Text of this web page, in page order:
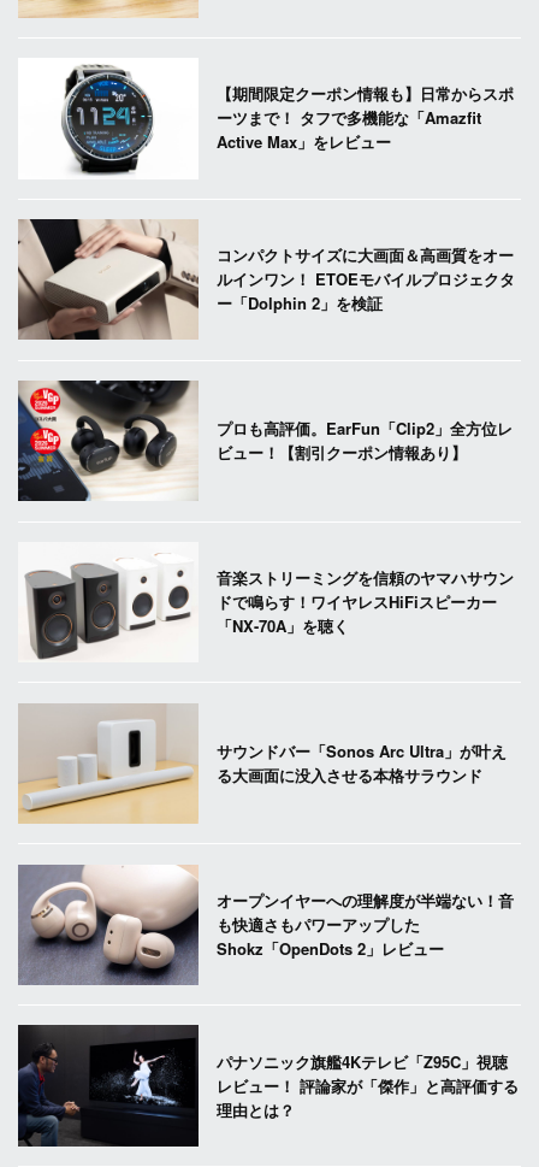
【期間限定クーポン情報も】日常からスポ
ーツまで！ タフで多機能な「Amazfit
Active Max」をレビュー
コンパクトサイズに大画面＆高画質をオー
ルインワン！ ETOEモバイルプロジェクタ
ー「Dolphin 2」を検証
プロも高評価。EarFun「Clip2」全方位レ
ビュー！【割引クーポン情報あり】
音楽ストリーミングを信頼のヤマハサウン
ドで鳴らす！ワイヤレスHiFiスピーカー
「NX-70A」を聴く
サウンドバー「Sonos Arc Ultra」が叶え
る大画面に没入させる本格サラウンド
オープンイヤーへの理解度が半端ない！音
も快適さもパワーアップした
Shokz「OpenDots 2」レビュー
パナソニック旗艦4Kテレビ「Z95C」視聴
レビュー！ 評論家が「傑作」と高評価する
理由とは？